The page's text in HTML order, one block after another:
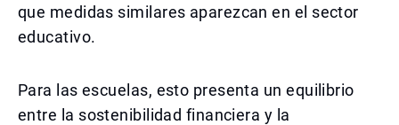
que medidas similares aparezcan en el sector
educativo.
Para las escuelas, esto presenta un equilibrio
entre la sostenibilidad financiera y la